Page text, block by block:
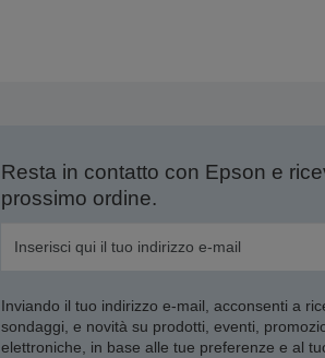
Resta in contatto con Epson e
prossimo ordine.
Inviando il tuo indirizzo e-mail, acconsenti a
sondaggi, e novità su prodotti, eventi,
elettroniche, in base alle tue preferenze e al